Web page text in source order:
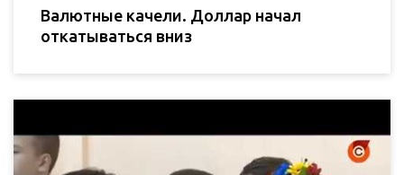
Валютные качели. Доллар начал
откатываться вниз